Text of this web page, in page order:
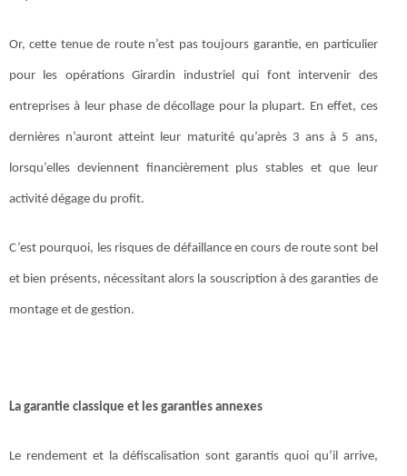
Or, cette tenue de route n’est pas toujours garantie, en particulier
pour les opérations Girardin industriel qui font intervenir des
entreprises à leur phase de décollage pour la plupart. En effet, ces
dernières n’auront atteint leur maturité qu’après 3 ans à 5 ans,
lorsqu’elles deviennent financièrement plus stables et que leur
activité dégage du profit.
C’est pourquoi, les risques de défaillance en cours de route sont bel
et bien présents, nécessitant alors la souscription à des garanties de
montage et de gestion.
La garantie classique et les garanties annexes
Le rendement et la défiscalisation sont garantis quoi qu’il arrive,